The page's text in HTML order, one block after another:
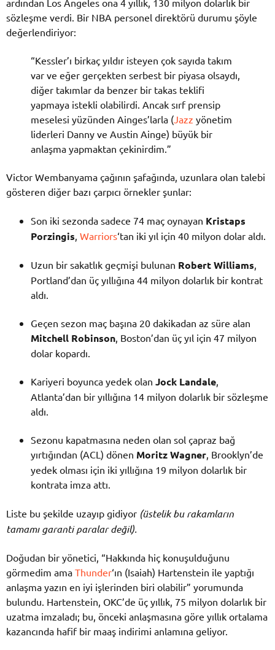
sözleşme verdi. Bir NBA personel direktörü durumu şöyle
değerlendiriyor:
“Kessler’ı birkaç yıldır isteyen çok sayıda takım
var ve eğer gerçekten serbest bir piyasa olsaydı,
diğer takımlar da benzer bir takas teklifi
yapmaya istekli olabilirdi. Ancak sırf prensip
meselesi yüzünden Ainges’larla (Jazz yönetim
liderleri Danny ve Austin Ainge) büyük bir
anlaşma yapmaktan çekinirdim.”
Victor Wembanyama çağının şafağında, uzunlara olan talebi
gösteren diğer bazı çarpıcı örnekler şunlar:
Son iki sezonda sadece 74 maç oynayan Kristaps
Porzingis Warriors‘tan iki yıl için 40 milyon dolar aldı.
Uzun bir sakatlık geçmişi bulunan Robert Williams
Portland’dan üç yıllığına 44 milyon dolarlık bir kontrat
aldı.
Geçen sezon maç başına 20 dakikadan az süre alan
Mitchell Robinson, Boston’dan üç yıl için 47 milyon
dolar kopardı.
Kariyeri boyunca yedek olan Jock Landale,
Atlanta’dan bir yıllığına 14 milyon dolarlık bir sözleşme
aldı.
Sezonu kapatmasına neden olan sol çapraz bağ
yırtığından (ACL) dönen Moritz Wagner, Brooklyn’de
yedek olması için iki yıllığına 19 milyon dolarlık bir
kontrata imza attı.
Liste bu şekilde uzayıp gidiyor (üstelik bu rakamların
tamamı garanti paralar değil).
Doğudan bir yönetici, “Hakkında hiç konuşulduğunu
görmedim ama Thunder‘ın (Isaiah) Hartenstein ile yaptığı
anlaşma yazın en iyi işlerinden biri olabilir” yorumunda
bulundu. Hartenstein, OKC’de üç yıllık, 75 milyon dolarlık bir
uzatma imzaladı; bu, önceki anlaşmasına göre yıllık ortalama
kazancında hafif bir maaş indirimi anlamına geliyor.